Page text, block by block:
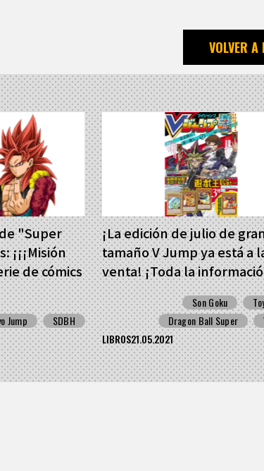
VOLVER
"Super
¡¡¡Misión
de cómics
línea de
Jump
SDBH
¡La edición de julio de
tamaño V Jump ya está a
venta! ¡Toda la
reciente sobre Dragon
Manga, juegos y
interior!
Son Goku
Dragon Ball Super
LIBROS21.05.2021